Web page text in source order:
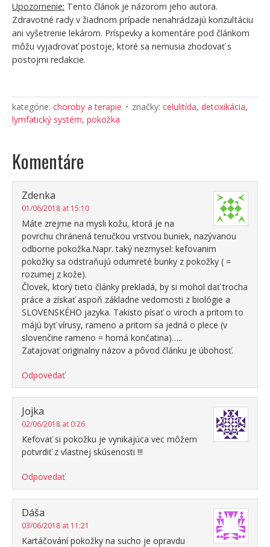
Upozornenie: Tento článok je názorom jeho autora.
Zdravotné rady v žiadnom prípade nenahrádzajú konzultáciu
ani vyšetrenie lekárom. Príspevky a komentáre pod článkom
môžu vyjadrovať postoje, ktoré sa nemusia zhodovať s
postojmi redakcie.
kategórie: choroby a terapie značky: celulitída, detoxikácia,
lymfatický systém, pokožka
Komentáre
Zdenka
01/06/2018 at 15:10
Máte zrejme na mysli kožu, ktorá je na
povrchu chránená tenučkou vrstvou buniek, nazývanou
odborne pokožka.Napr. taký nezmysel: kefovanim
pokožky sa odstraňujú odumreté bunky z pokožky ( =
rozumej z kože).
Človek, ktorý tieto články prekladá, by si mohol dať trocha
práce a získať aspoň základne vedomosti z biológie a
SLOVENSKÉHO jazyka. Takisto písať o viroch a pritom to
májú byť vírusy, rameno a pritom sa jedná o plece (v
slovenčine rameno = horná končatina)…..
Zatajovať originalny názov a pôvod článku je úbohosť.
Odpovedať
Jojka
02/06/2018 at 0:26
Kefovať si pokožku je vynikajúca vec môžem
potvrdiť z vlastnej skúsenosti !!!
Odpovedať
Dáša
03/06/2018 at 11:21
Kartáčování pokožky na sucho je opravdu